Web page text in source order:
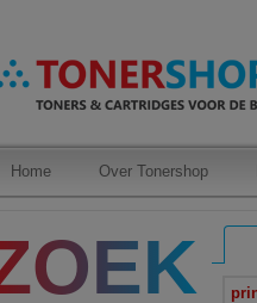
Home Over Tonershop